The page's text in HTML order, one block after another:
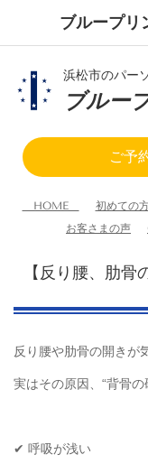
ブループリ
浜松市のパー
ブルー
ご予
HOME 初めての
お客さまの声
【反り腰、肋
反り腰や肋骨の開きが
実はその原因、“背骨の
✔︎ 呼吸が浅い